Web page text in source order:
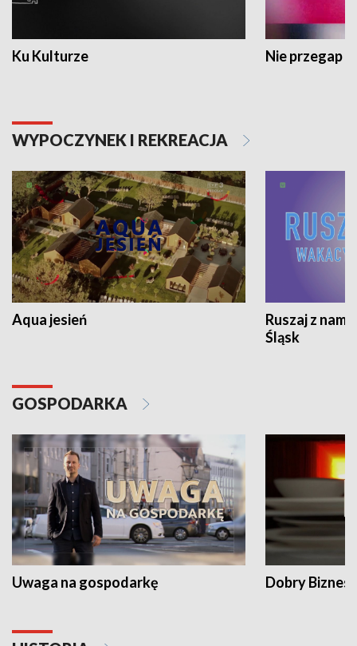
Ku Kulturze Nie przegap
WYPOCZYNEK I REKREACJA
Aqua jesień
Ruszaj z
Śląsk
GOSPODARKA
Uwaga na gospodarkę Dobry Biznes